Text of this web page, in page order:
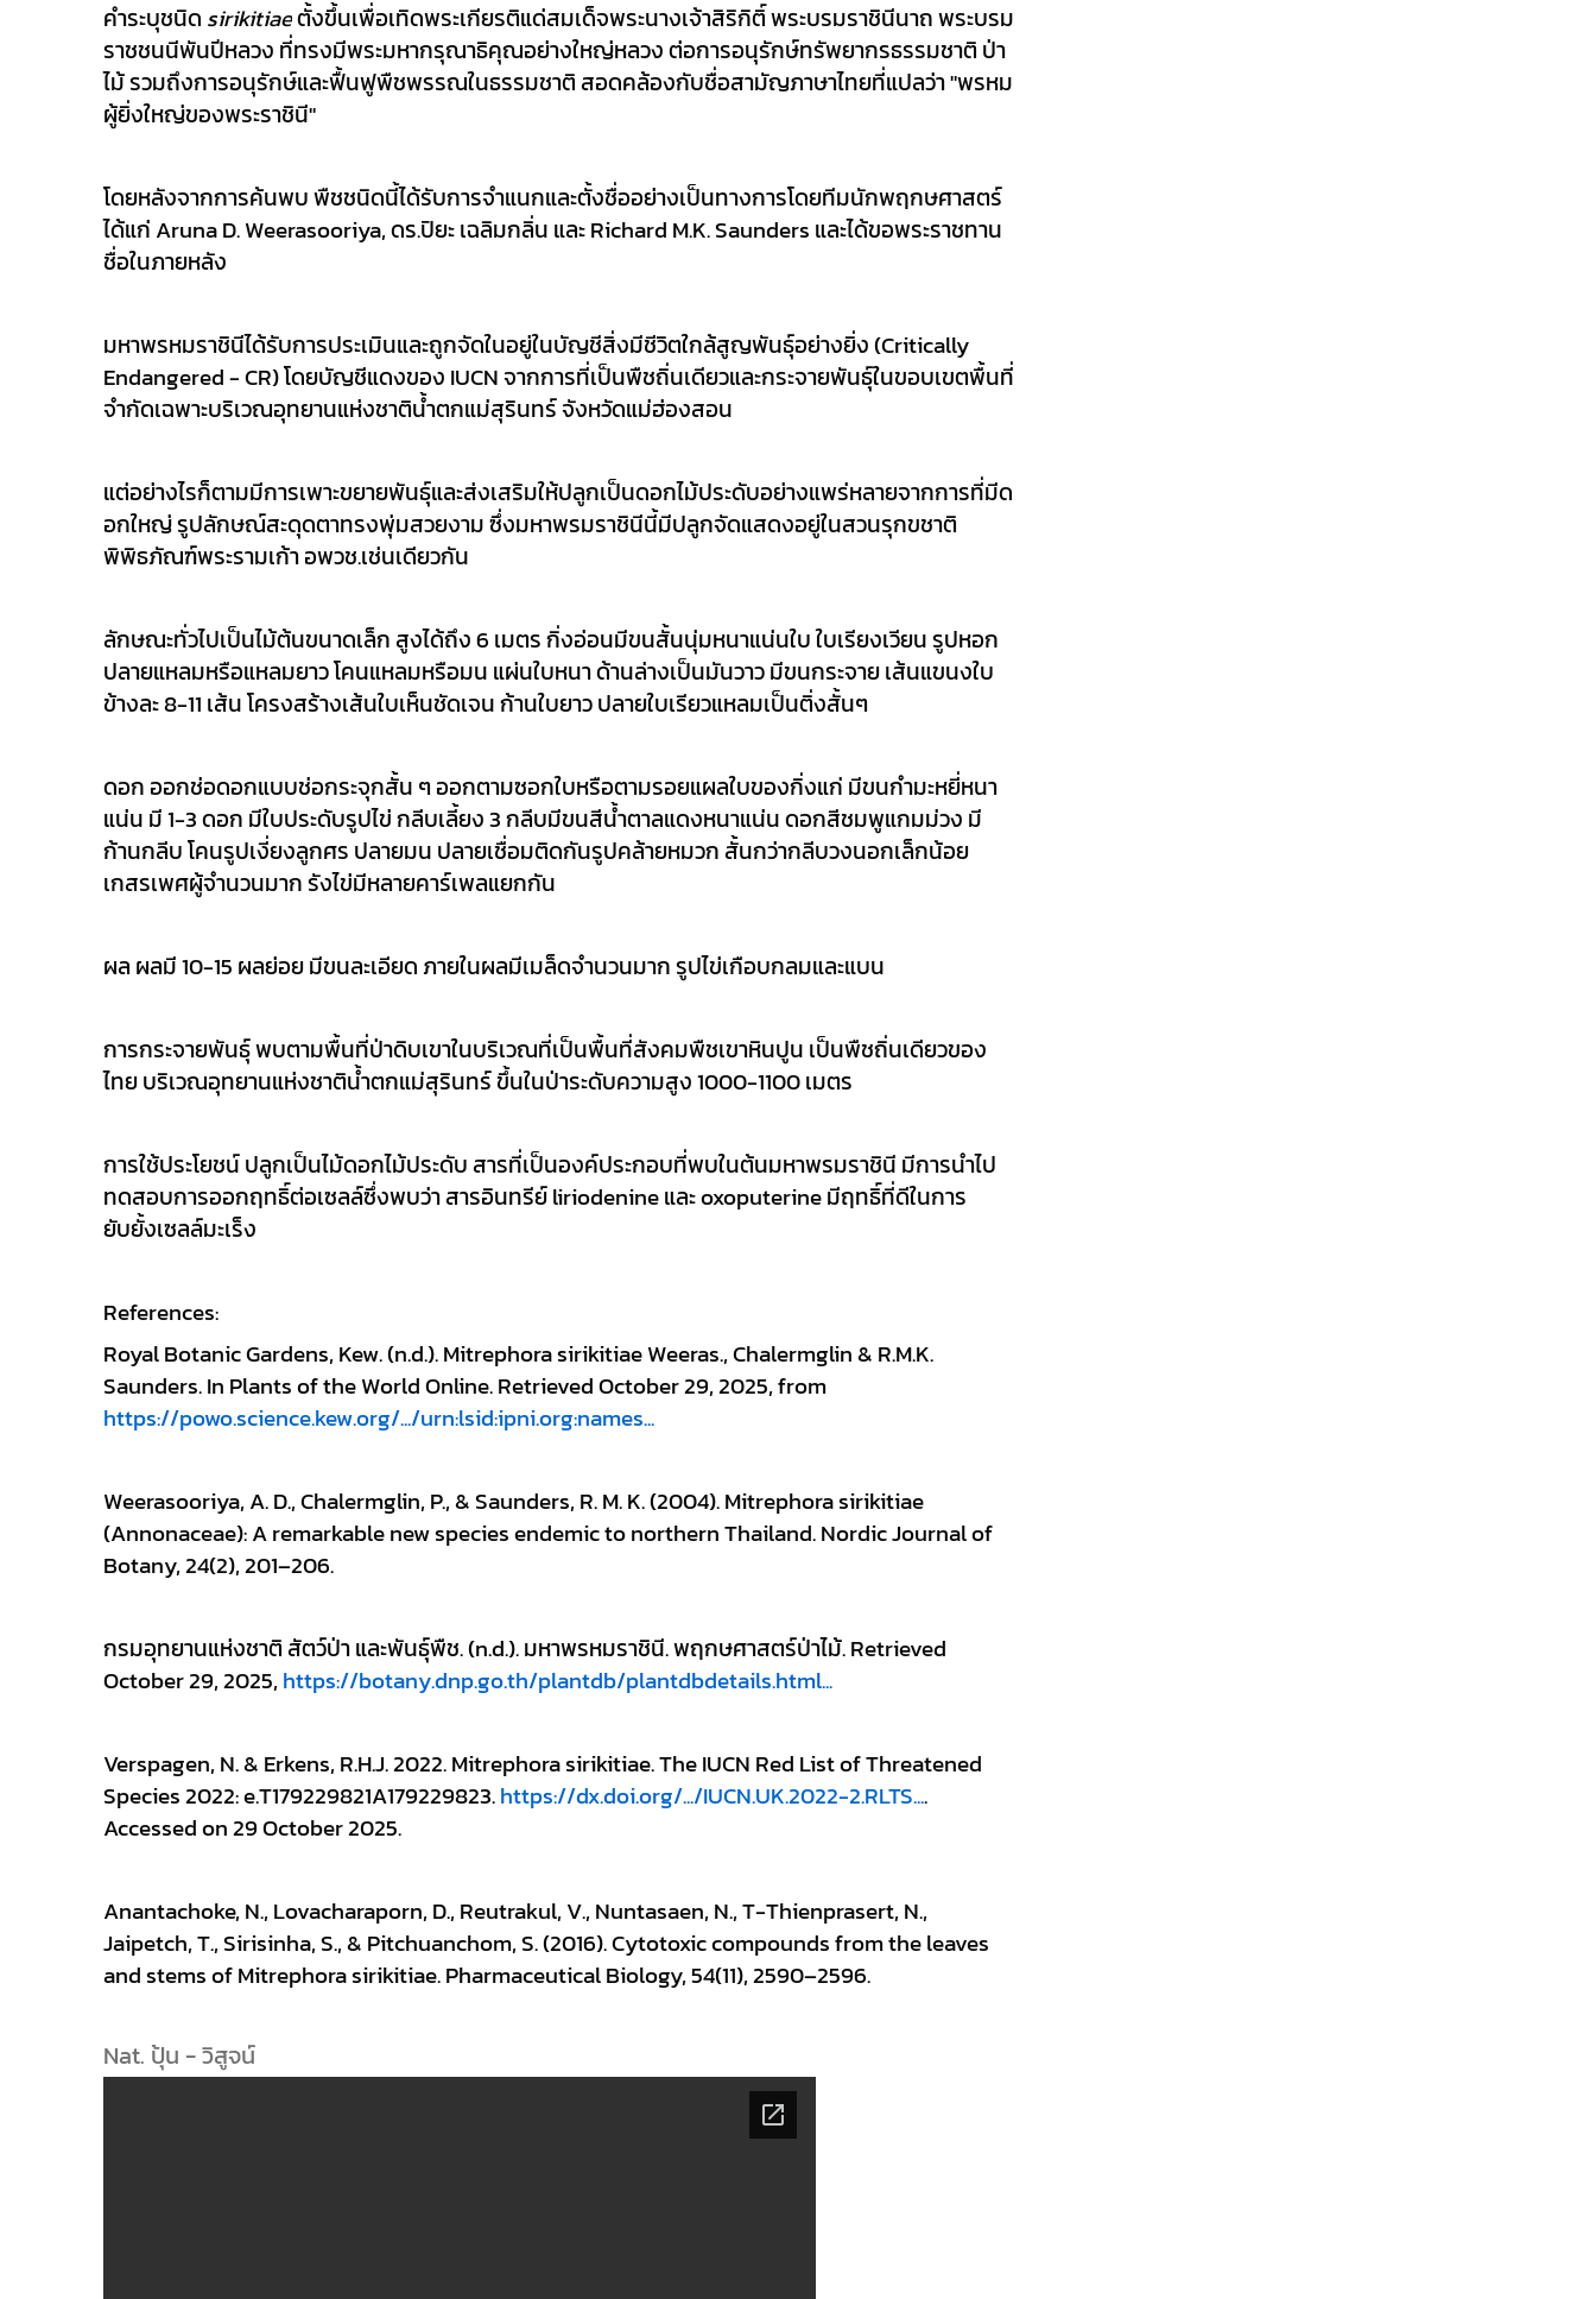
คำระบุชนิด sirikitiae ตั้งขึ้นเพื่อเทิดพระเกียรติแด่สมเด็จพระนางเจ้าสิริกิติ์ พระบรมราชินีนาถ พระบรม
ราชชนนีพันปีหลวง ที่ทรงมีพระมหากรุณาธิคุณอย่างใหญ่หลวง ต่อการอนุรักษ์ทรัพยากรธรรมชาติ ป่า
ไม้ รวมถึงการอนุรักษ์และฟื้นฟูพืชพรรณในธรรมชาติ สอดคล้องกับชื่อสามัญภาษาไทยที่แปลว่า "พรหม
ผู้ยิ่งใหญ่ของพระราชินี"
โดยหลังจากการค้นพบ พืชชนิดนี้ได้รับการจำแนกและตั้งชื่ออย่างเป็นทางการโดยทีมนักพฤกษศาสตร์
ได้แก่ Aruna D. Weerasooriya, ดร.ปิยะ เฉลิมกลิ่น และ Richard M.K. Saunders และได้ขอพระราชทาน
ชื่อในภายหลัง
มหาพรหมราชินีได้รับการประเมินและถูกจัดในอยู่ในบัญชีสิ่งมีชีวิตใกล้สูญพันธุ์อย่างยิ่ง (Critically
Endangered - CR) โดยบัญชีแดงของ IUCN จากการที่เป็นพืชถิ่นเดียวและกระจายพันธุ์ในขอบเขตพื้นที่
จำกัดเฉพาะบริเวณอุทยานแห่งชาติน้ำตกแม่สุรินทร์ จังหวัดแม่ฮ่องสอน
แต่อย่างไรก็ตามมีการเพาะขยายพันธุ์และส่งเสริมให้ปลูกเป็นดอกไม้ประดับอย่างแพร่หลายจากการที่มีด
อกใหญ่ รูปลักษณ์สะดุดตาทรงพุ่มสวยงาม ซึ่งมหาพรมราชินีนี้มีปลูกจัดแสดงอยู่ในสวนรุกขชาติ
พิพิธภัณฑ์พระรามเก้า อพวช.เช่นเดียวกัน
ลักษณะทั่วไปเป็นไม้ต้นขนาดเล็ก สูงได้ถึง 6 เมตร กิ่งอ่อนมีขนสั้นนุ่มหนาแน่นใบ ใบเรียงเวียน รูปหอก
ปลายแหลมหรือแหลมยาว โคนแหลมหรือมน แผ่นใบหนา ด้านล่างเป็นมันวาว มีขนกระจาย เส้นแขนงใบ
ข้างละ 8-11 เส้น โครงสร้างเส้นใบเห็นชัดเจน ก้านใบยาว ปลายใบเรียวแหลมเป็นติ่งสั้นๆ
ดอก ออกช่อดอกแบบช่อกระจุกสั้น ๆ ออกตามซอกใบหรือตามรอยแผลใบของกิ่งแก่ มีขนกำมะหยี่หนา
แน่น มี 1-3 ดอก มีใบประดับรูปไข่ กลีบเลี้ยง 3 กลีบมีขนสีน้ำตาลแดงหนาแน่น ดอกสีชมพูแกมม่วง มี
ก้านกลีบ โคนรูปเงี่ยงลูกศร ปลายมน ปลายเชื่อมติดกันรูปคล้ายหมวก สั้นกว่ากลีบวงนอกเล็กน้อย
เกสรเพศผู้จำนวนมาก รังไข่มีหลายคาร์เพลแยกกัน
ผล ผลมี 10-15 ผลย่อย มีขนละเอียด ภายในผลมีเมล็ดจำนวนมาก รูปไข่เกือบกลมและแบน
การกระจายพันธุ์ พบตามพื้นที่ป่าดิบเขาในบริเวณที่เป็นพื้นที่สังคมพืชเขาหินปูน เป็นพืชถิ่นเดียวของ
ไทย บริเวณอุทยานแห่งชาติน้ำตกแม่สุรินทร์ ขึ้นในป่าระดับความสูง 1000-1100 เมตร
การใช้ประโยชน์ ปลูกเป็นไม้ดอกไม้ประดับ สารที่เป็นองค์ประกอบที่พบในต้นมหาพรมราชินี มีการนำไป
ทดสอบการออกฤทธิ์ต่อเซลล์ซึ่งพบว่า สารอินทรีย์ liriodenine และ oxoputerine มีฤทธิ์ที่ดีในการ
ยับยั้งเซลล์มะเร็ง
References:
Royal Botanic Gardens, Kew. (n.d.). Mitrephora sirikitiae Weeras., Chalermglin & R.M.K.
https://powo.science.kew.org/.../urn:lsid:ipni.org:names...
Weerasooriya, A. D., Chalermglin, P., & Saunders, R. M. K. (2004). Mitrephora sirikitiae
(Annonaceae): A remarkable new species endemic to northern Thailand. Nordic Journal of
Botany, 24(2), 201–206.
กรมอุทยานแห่งชาติ สัตว์ป่า และพันธุ์พืช. (n.d.). มหาพรหมราชินี. พฤกษศาสตร์ป่าไม้. Retrieved
October 29, 2025, https://botany.dnp.go.th/plantdb/plantdbdetails.html...
Verspagen, N. & Erkens, R.H.J. 2022. Mitrephora sirikitiae. The IUCN Red List of Threatened
Species 2022: e.T179229821A179229823. https://dx.doi.org/.../IUCN.UK.2022-2.RLTS....
Accessed on 29 October 2025.
Anantachoke, N., Lovacharaporn, D., Reutrakul, V., Nuntasaen, N., T-Thienprasert, N.,
Jaipetch, T., Sirisinha, S., & Pitchuanchom, S. (2016). Cytotoxic compounds from the leaves
and stems of Mitrephora sirikitiae. Pharmaceutical Biology, 54(11), 2590–2596.
Nat. ปุ้น - วิสูจน์